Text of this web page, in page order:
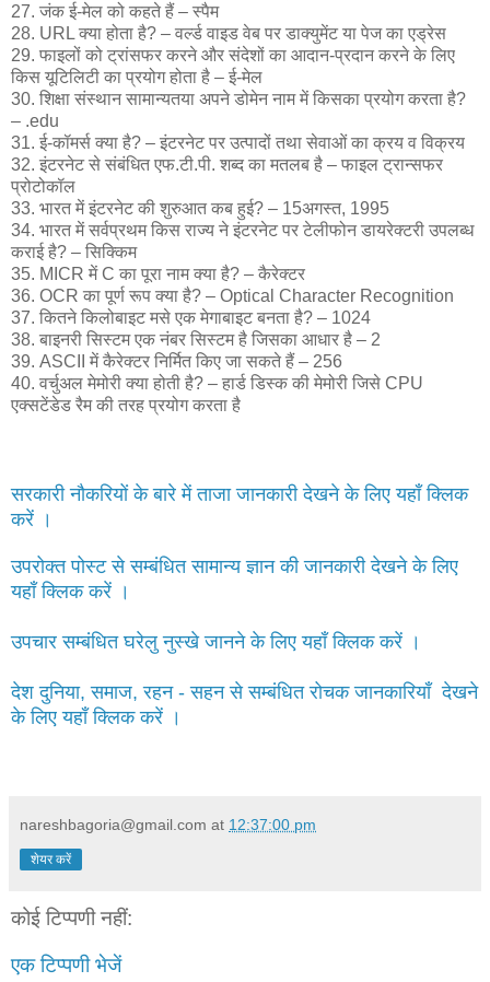
27. जंक ई-मेल को कहते हैं – स्पैम
28. URL क्या होता है? – वर्ल्ड वाइड वेब पर डाक्युमेंट या पेज का एड्रेस
29. फाइलों को ट्रांसफर करने और संदेशों का आदान-प्रदान करने के लिए
किस यूटिलिटी का प्रयोग होता है – ई-मेल
30. शिक्षा संस्थान सामान्यतया अपने डोमेन नाम में किसका प्रयोग करता है?
– .edu
31. ई-कॉमर्स क्या है? – इंटरनेट पर उत्पादों तथा सेवाओं का क्रय व विक्रय
32. इंटरनेट से संबंधित एफ.टी.पी. शब्द का मतलब है – फाइल ट्रान्सफर
प्रोटोकॉल
33. भारत में इंटरनेट की शुरुआत कब हुई? – 15अगस्त, 1995
34. भारत में सर्वप्रथम किस राज्य ने इंटरनेट पर टेलीफोन डायरेक्टरी उपलब्ध
कराई है? – सिक्किम
35. MICR में C का पूरा नाम क्या है? – कैरेक्टर
36. OCR का पूर्ण रूप क्या है? – Optical Character Recognition
37. कितने किलोबाइट मसे एक मेगाबाइट बनता है? – 1024
38. बाइनरी सिस्टम एक नंबर सिस्टम है जिसका आधार है – 2
39. ASCII में कैरेक्टर निर्मित किए जा सकते हैं – 256
40. वर्चुअल मेमोरी क्या होती है? – हार्ड डिस्क की मेमोरी जिसे CPU
एक्सटेंडेड रैम की तरह प्रयोग करता है
सरकारी नौकरियों के बारे में ताजा जानकारी देखने के लिए यहाँ क्लिक
करें ।
उपरोक्त पोस्ट से सम्बंधित सामान्य ज्ञान की जानकारी देखने के लिए
यहाँ क्लिक करें ।
उपचार सम्बंधित घरेलु नुस्खे जानने के लिए यहाँ क्लिक करें ।
देश दुनिया, समाज, रहन - सहन से सम्बंधित रोचक जानकारियाँ देखने
के लिए यहाँ क्लिक करें ।
nareshbagoria@gmail.com at 12:37:00 pm
शेयर करें
कोई टिप्पणी नहीं:
एक टिप्पणी भेजें